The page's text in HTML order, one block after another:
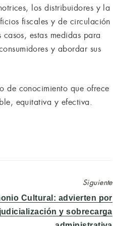
los distribuidores y la
fiscales y de circulación
estas medidas para
y abordar sus
de conocimiento que ofrece
equitativa y efectiva.
Siguiente
Cultural: advierten por
y sobrecarga